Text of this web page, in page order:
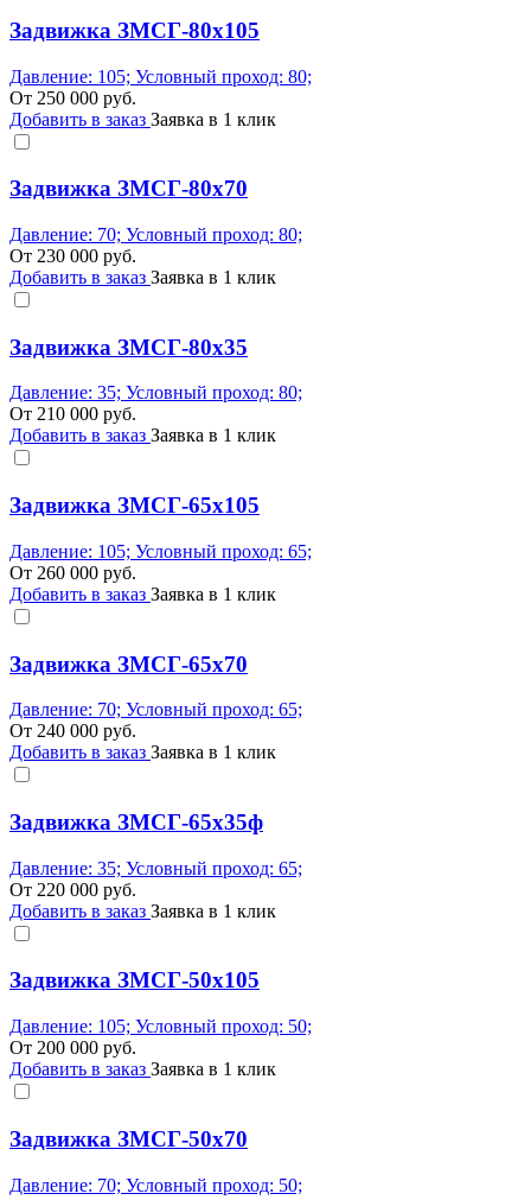
Задвижка ЗМСГ-80х105
Давление: 105; Условный проход: 80;
От 250 000 руб.
Добавить в заказ Заявка в 1 клик
Задвижка ЗМСГ-80х70
Давление: 70; Условный проход: 80;
От 230 000 руб.
Добавить в заказ Заявка в 1 клик
Задвижка ЗМСГ-80х35
Давление: 35; Условный проход: 80;
От 210 000 руб.
Добавить в заказ Заявка в 1 клик
Задвижка ЗМСГ-65х105
Давление: 105; Условный проход: 65;
От 260 000 руб.
Добавить в заказ Заявка в 1 клик
Задвижка ЗМСГ-65х70
Давление: 70; Условный проход: 65;
От 240 000 руб.
Добавить в заказ Заявка в 1 клик
Задвижка ЗМСГ-65х35ф
Давление: 35; Условный проход: 65;
От 220 000 руб.
Добавить в заказ Заявка в 1 клик
Задвижка ЗМСГ-50х105
Давление: 105; Условный проход: 50;
От 200 000 руб.
Добавить в заказ Заявка в 1 клик
Задвижка ЗМСГ-50х70
Давление: 70; Условный проход: 50;